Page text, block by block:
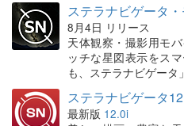
ステラナビゲータ
8月4日 リリース
天体観察・撮影用モ
ッチな星図表示をス
も、ステラナビゲータ」
ステラナビゲータ12
最新版 12.0i